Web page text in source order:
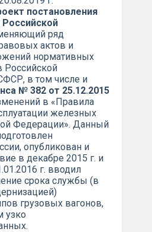
постановления
Российской
ряд
актов и
нормативных
Российской
в том числе и
№ 382 от 25.12.2015
в «Правила
железных
Федерации». Данный
опубликован и
в декабре 2015 г. и
г. вводил
срока службы (в
грузовых вагонов,
узко